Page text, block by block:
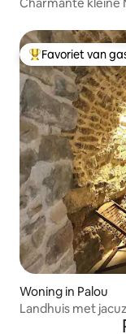
Charmante kleine
Topfavoriet van
Favoriet van
Woning in Palou
Landhuis met